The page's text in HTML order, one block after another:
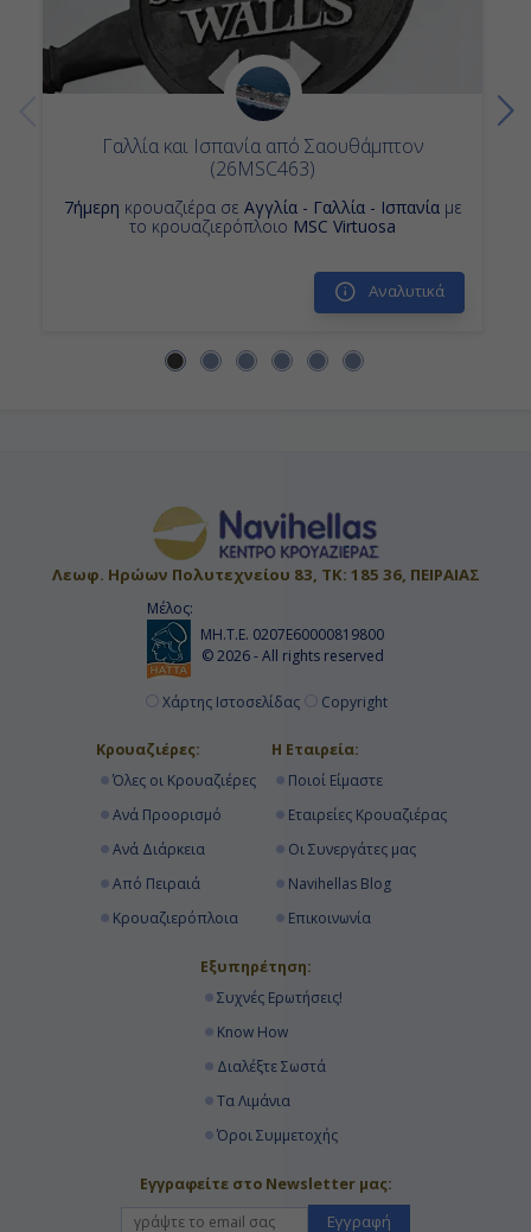
Γαλλία και Ισπανία από Σαουθάμπτον
(26MSC463)
7ήμερη κρουαζιέρα σε Αγγλία - Γαλλία - Ισπανίαμε
το κρουαζιερόπλοιο MSC Virtuosa
Αναλυτικά
Λεωφ. Ηρώων Πολυτεχνείου 83, ΤΚ: 185 36, ΠΕΙΡΑΙΑΣ
Μέλος:
ΜΗ.Τ.Ε. 0207Ε60000819800
© 2026 - All rights reserved
Χάρτης Ιστοσελίδας Copyright
Κρουαζιέρες:
Όλες οι Κρουαζιέρες
Ανά Προορισμό
Ανά Διάρκεια
Από Πειραιά
Κρουαζιερόπλοια
Η Εταιρεία:
Ποιοί Είμαστε
Εταιρείες Κρουαζιέρας
Οι Συνεργάτες μας
Navihellas Blog
Επικοινωνία
Εξυπηρέτηση:
Συχνές Ερωτήσεις!
Know How
Διαλέξτε Σωστά
Τα Λιμάνια
Όροι Συμμετοχής
Εγγραφείτε στο Newsletter μας:
Εγγραφή